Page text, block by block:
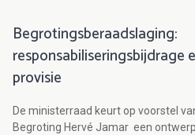
Begrotingsberaadslaging:
provisie
De ministerraad keurt op voorstel
Begroting Hervé Jamar een